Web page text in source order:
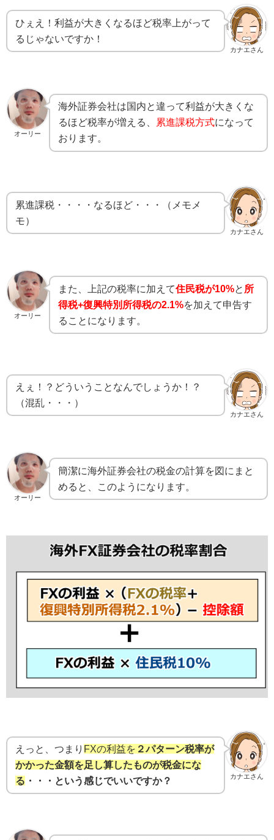
カナエさん
ひぇえ！利益が大きくなるほど税率上がって
るじゃないですか！
オーリー
海外証券会社は国内と違って利益が大きくな
るほど税率が増える、
累進課税方式になって
おります。
カナエさん
累進課税・・・・なるほど・・・（メモメ
モ）
オーリー
また、上記の税率に加えて住民税が10%と 所
得税+復興特別所得税の2.1%を加えて申告す
ることになります。
カナエさん
えぇ！？どういうことなんでしょうか！？
（混乱・・・）
オーリー
簡潔に海外証券会社の税金の計算を図にまと
めると、このようになります。
カナエさん
えっと、つまり FXの利益を ２パターン税率が
かかった金額を足し算したものが税金にな
る ・・・という感じでいいですか？